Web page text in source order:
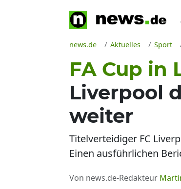
news.de Aktuelles Sport
FA Cup in
Liverpool
weiter
Titelverteidiger FC
Einen ausführlichen
Von news.de-Redakteur